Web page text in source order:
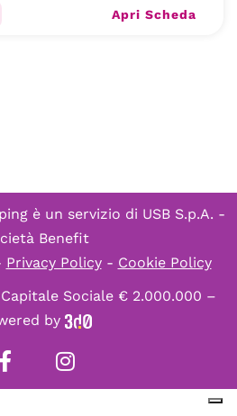
Apri Scheda
è un servizio di USB S.p.A. -
Benefit
Privacy Policy- Cookie Policy
Capitale Sociale € 2.000.000 –
by